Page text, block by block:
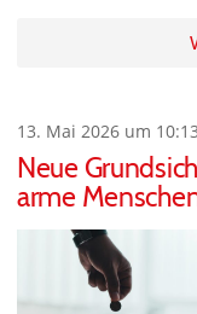
13. Mai 2026 um 10:13
Neue
arme